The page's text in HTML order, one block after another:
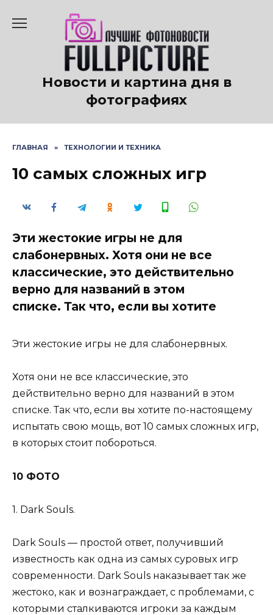
содержанию
Новости и картина дня в
фотографиях
ГЛАВНАЯ » ТЕХНОЛОГИИ И ТЕХНИКА
10 самых сложных игр
Эти жестокие игры не для
слабонервных. Хотя они не все
классические, это действительно
верно для названий в этом
списке. Так что, если вы хотите
Эти жестокие игры не для слабонервных.
Хотя они не все классические, это
действительно верно для названий в этом
списке. Так что, если вы хотите по-настоящему
испытать свою мощь, вот 10 самых сложных игр,
в которых стоит побороться.
10 ФОТО
1. Dark Souls.
Dark Souls — простой ответ, получивший
известность как одна из самых суровых игр
современности. Dark Souls наказывает так же
жестоко, как и вознаграждает, с проблемами, с
которыми сталкиваются игроки за каждым